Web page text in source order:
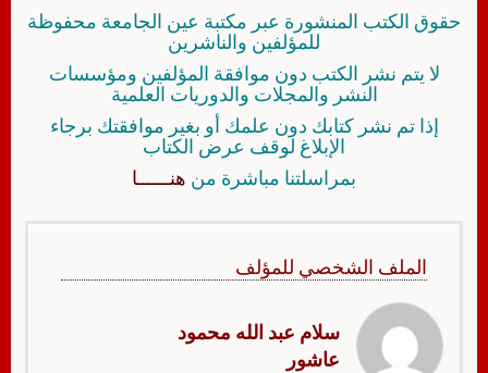
حقوق الكتب المنشورة عبر مكتبة عين الجامعة محفوظة
للمؤلفين والناشرين
لا يتم نشر الكتب دون موافقة المؤلفين ومؤسسات
النشر والمجلات والدوريات العلمية
إذا تم نشر كتابك دون علمك أو بغير موافقتك برجاء
الإبلاغ لوقف عرض الكتاب
بمراسلتنا مباشرة من هنــــــا
الملف الشخصي للمؤلف
سلام عبد الله محمود
عاشور